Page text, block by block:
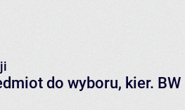
do wyboru, kier.